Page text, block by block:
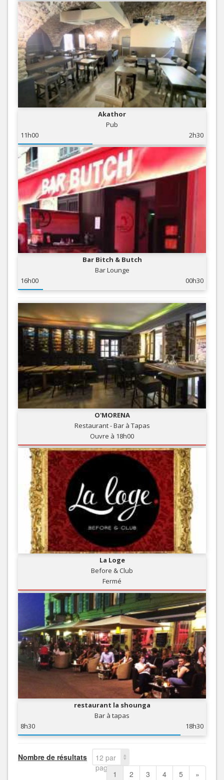
Akathor
Pub
11h00
2h30
Bar Bitch & Butch
Bar Lounge
16h00
00h30
O'MORENA
Restaurant - Bar à Tapas
Ouvre à 18h00
La Loge
Before & Club
Fermé
restaurant la shounga
Bar à tapas
8h30
18h30
Nombre de résultats
12 par
page
1 2 3 4 5 »